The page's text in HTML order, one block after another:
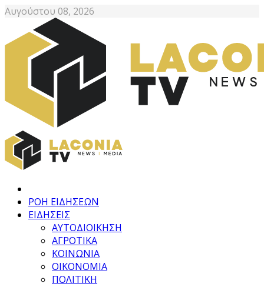
Αυγούστου 08, 2026
ΡΟΗ ΕΙΔΗΣΕΩΝ
ΕΙΔΗΣΕΙΣ
ΑΥΤΟΔΙΟΙΚΗΣΗ
ΑΓΡΟΤΙΚΑ
ΚΟΙΝΩΝΙΑ
ΟΙΚΟΝΟΜΙΑ
ΠΟΛΙΤΙΚΗ